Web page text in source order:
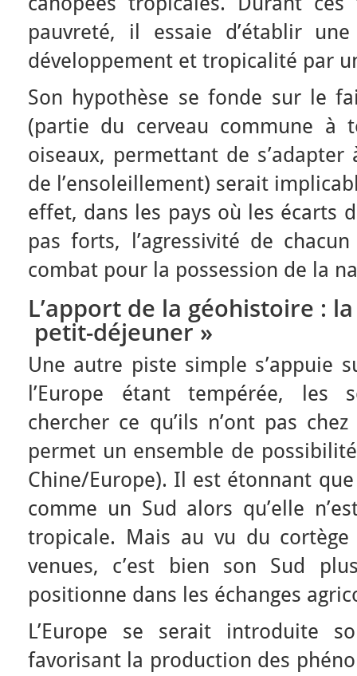
pauvreté, il essaie d’établir
développement et tropicalité par
Son hypothèse se fonde sur le
(partie du cerveau commune à
oiseaux, permettant de s’adapter
de l’ensoleillement) serait
effet, dans les pays où les écarts
pas forts, l’agressivité de
combat pour la possession de la
L’apport de la géohistoire :
petit-déjeuner »
Une autre piste simple s’appuie
l’Europe étant tempérée, les
chercher ce qu’ils n’ont pas
permet un ensemble de
Chine/Europe). Il est étonnant
comme un Sud alors qu’elle
tropicale. Mais au vu du
venues, c’est bien son Sud
positionne dans les échanges
L’Europe se serait introduite
favorisant la production des